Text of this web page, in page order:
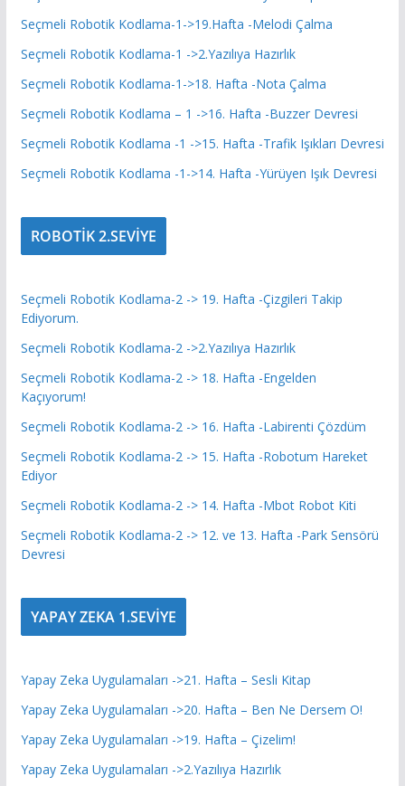
Seçmeli Robotik Kodlama-1->19.Hafta -Melodi Çalma
Seçmeli Robotik Kodlama-1 ->2.Yazılıya Hazırlık
Seçmeli Robotik Kodlama-1->18. Hafta -Nota Çalma
Seçmeli Robotik Kodlama – 1 ->16. Hafta -Buzzer Devresi
Seçmeli Robotik Kodlama -1 ->15. Hafta -Trafik Işıkları Devresi
Seçmeli Robotik Kodlama -1->14. Hafta -Yürüyen Işık Devresi
ROBOTİK 2.SEVİYE
Seçmeli Robotik Kodlama-2 -> 19. Hafta -Çizgileri Takip
Ediyorum.
Seçmeli Robotik Kodlama-2 ->2.Yazılıya Hazırlık
Seçmeli Robotik Kodlama-2 -> 18. Hafta -Engelden
Kaçıyorum!
Seçmeli Robotik Kodlama-2 -> 16. Hafta -Labirenti Çözdüm
Seçmeli Robotik Kodlama-2 -> 15. Hafta -Robotum Hareket
Ediyor
Seçmeli Robotik Kodlama-2 -> 14. Hafta -Mbot Robot Kiti
Seçmeli Robotik Kodlama-2 -> 12. ve 13. Hafta -Park Sensörü
Devresi
YAPAY ZEKA 1.SEVİYE
Yapay Zeka Uygulamaları ->21. Hafta – Sesli Kitap
Yapay Zeka Uygulamaları ->20. Hafta – Ben Ne Dersem O!
Yapay Zeka Uygulamaları ->19. Hafta – Çizelim!
Yapay Zeka Uygulamaları ->2.Yazılıya Hazırlık